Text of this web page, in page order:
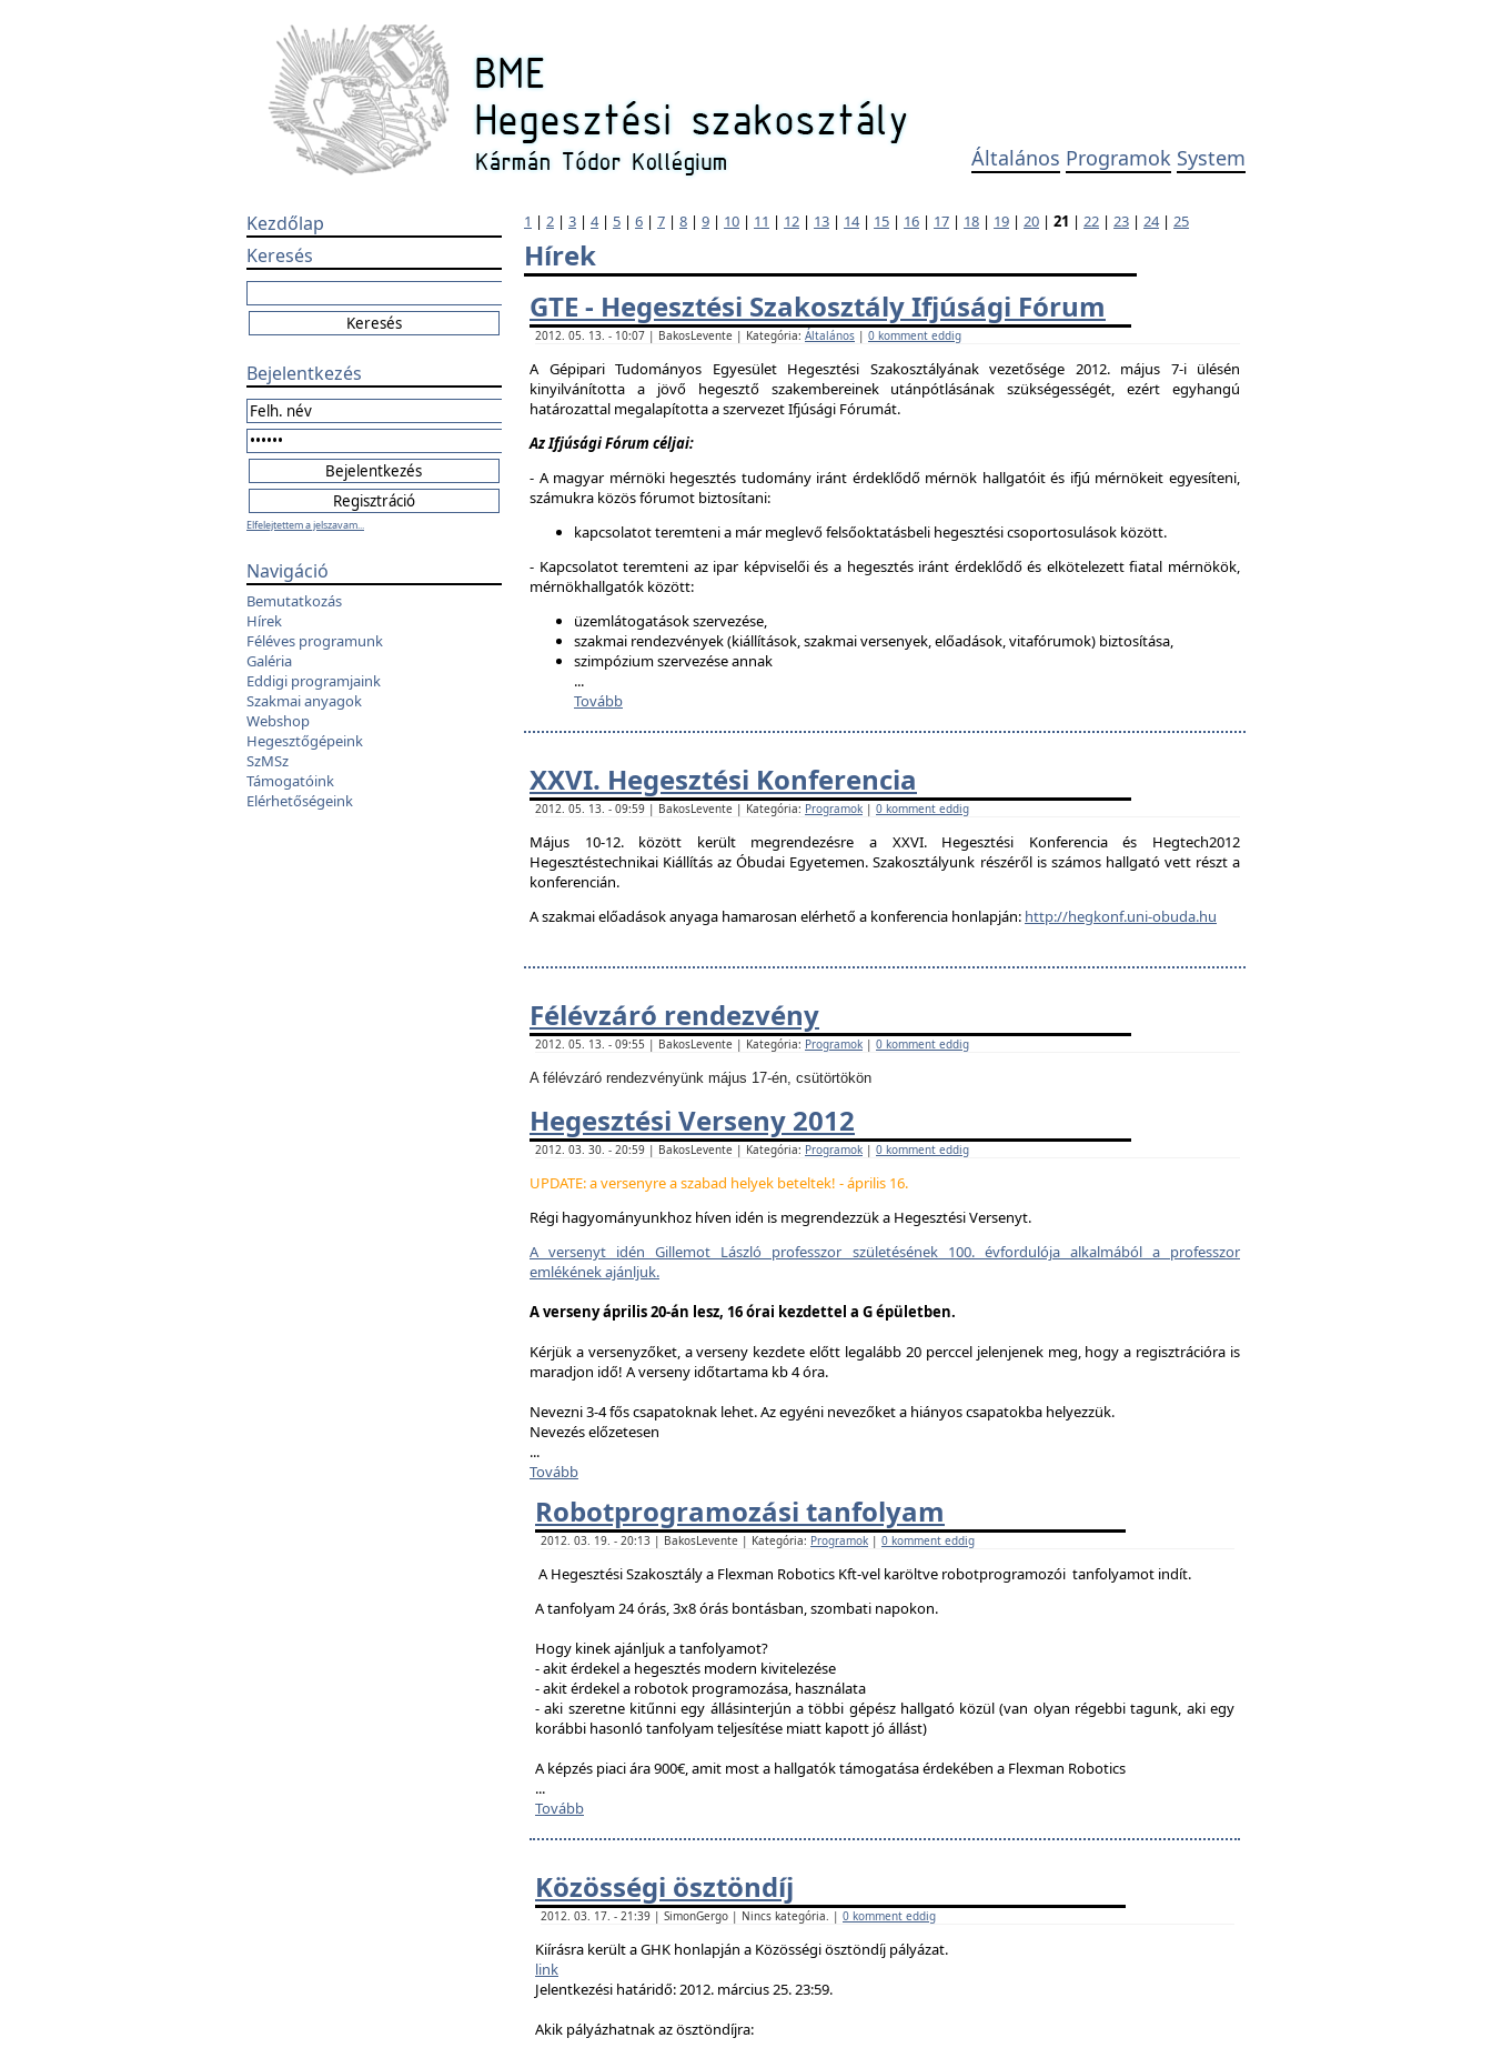
Általános Programok System
Kezdőlap
Keresés
Bejelentkezés
Elfelejtettem a jelszavam...
Navigáció
Bemutatkozás
Hírek
Féléves programunk
Galéria
Eddigi programjaink
Szakmai anyagok
Webshop
Hegesztőgépeink
SzMSz
Támogatóink
Elérhetőségeink
1 | 2 | 3 | 4| 5 | 6 | 7 | 8 | 9 | 10 | 11 | 12 | 13 | 14| 15 | 16 | 17 | 18 | 19 | 20 | 21 | 22 | 23 | 24| 25
Hírek
GTE - Hegesztési Szakosztály Ifjúsági Fórum
2012. 05. 13. - 10:07 | BakosLevente | Kategória: Általános | 0 komment eddig
A Gépipari Tudományos Egyesület Hegesztési Szakosztályának vezetősége 2012. május 7-i ülésén
kinyilvánította a jövő hegesztő szakembereinek utánpótlásának szükségességét, ezért egyhangú
határozattal megalapította a szervezet Ifjúsági Fórumát.
Az Ifjúsági Fórum céljai:
- A magyar mérnöki hegesztés tudomány iránt érdeklődő mérnök hallgatóit és ifjú mérnökeit egyesíteni,
számukra közös fórumot biztosítani:
kapcsolatot teremteni a már meglevő felsőoktatásbeli hegesztési csoportosulások között.
- Kapcsolatot teremteni az ipar képviselői és a hegesztés iránt érdeklődő és elkötelezett fiatal mérnökök,
mérnökhallgatók között:
üzemlátogatások szervezése,
szakmai rendezvények (kiállítások, szakmai versenyek, előadások, vitafórumok) biztosítása,
szimpózium szervezése annak
...
Tovább
XXVI. Hegesztési Konferencia
2012. 05. 13. - 09:59 | BakosLevente | Kategória: Programok | 0 komment eddig
Május 10-12. között került megrendezésre a XXVI. Hegesztési Konferencia és Hegtech2012
Hegesztéstechnikai Kiállítás az Óbudai Egyetemen. Szakosztályunk részéről is számos hallgató vett részt a
konferencián.
A szakmai előadások anyaga hamarosan elérhető a konferencia honlapján: http://hegkonf.uni-obuda.hu
Félévzáró rendezvény
2012. 05. 13. - 09:55 | BakosLevente | Kategória: Programok | 0 komment eddig
A félévzáró rendezvényünk május 17-én, csütörtökön
Hegesztési Verseny 2012
2012. 03. 30. - 20:59 | BakosLevente | Kategória: Programok | 0 komment eddig
UPDATE: a versenyre a szabad helyek beteltek! - április 16.
Régi hagyományunkhoz híven idén is megrendezzük a Hegesztési Versenyt.
A versenyt idén Gillemot László professzor születésének 100. évfordulója alkalmából a professzor
emlékének ajánljuk.
A verseny április 20-án lesz, 16 órai kezdettel a G épületben.
Kérjük a versenyzőket, a verseny kezdete előtt legalább 20 perccel jelenjenek meg, hogy a regisztrációra is
maradjon idő! A verseny időtartama kb 4 óra.
Nevezni 3-4 fős csapatoknak lehet. Az egyéni nevezőket a hiányos csapatokba helyezzük.
Nevezés előzetesen
...
Tovább
Robotprogramozási tanfolyam
2012. 03. 19. - 20:13 | BakosLevente | Kategória: Programok | 0 komment eddig
A Hegesztési Szakosztály a Flexman Robotics Kft-vel karöltve robotprogramozói tanfolyamot indít.
A tanfolyam 24 órás, 3x8 órás bontásban, szombati napokon.
Hogy kinek ajánljuk a tanfolyamot?
- akit érdekel a hegesztés modern kivitelezése
- akit érdekel a robotok programozása, használata
- aki szeretne kitűnni egy állásinterjún a többi gépész hallgató közül (van olyan régebbi tagunk, aki egy
korábbi hasonló tanfolyam teljesítése miatt kapott jó állást)
A képzés piaci ára 900€, amit most a hallgatók támogatása érdekében a Flexman Robotics
...
Tovább
Közösségi ösztöndíj
2012. 03. 17. - 21:39 | SimonGergo | Nincs kategória. | 0 komment eddig
Kiírásra került a GHK honlapján a Közösségi ösztöndíj pályázat.
link
Jelentkezési határidő: 2012. március 25. 23:59.
Akik pályázhatnak az ösztöndíjra: